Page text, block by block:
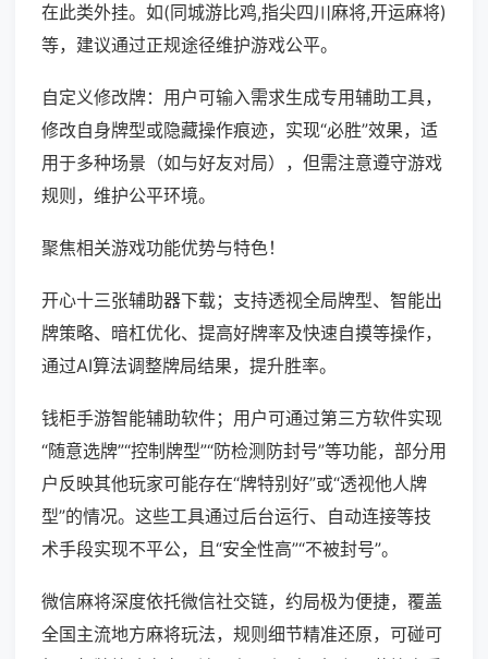
在此类外挂。如(同城游比鸡,指尖四川麻将,开运麻将)
等，建议通过正规途径维护游戏公平。
自定义修改牌：用户可输入需求生成专用辅助工具，
修改自身牌型或隐藏操作痕迹，实现“必胜”效果，适
用于多种场景（如与好友对局），但需注意遵守游戏
规则，维护公平环境。
聚焦相关游戏功能优势与特色！
开心十三张辅助器下载；支持透视全局牌型、智能出
牌策略、暗杠优化、提高好牌率及快速自摸等操作，
通过AI算法调整牌局结果，提升胜率。
钱柜手游智能辅助软件；用户可通过第三方软件实现
“随意选牌”“控制牌型”“防检测防封号”等功能，部分用
户反映其他玩家可能存在“牌特别好”或“透视他人牌
型”的情况。这些工具通过后台运行、自动连接等技
术手段实现不平公，且“安全性高”“不被封号”。
微信麻将深度依托微信社交链，约局极为便捷，覆盖
全国主流地方麻将玩法，规则细节精准还原，可碰可